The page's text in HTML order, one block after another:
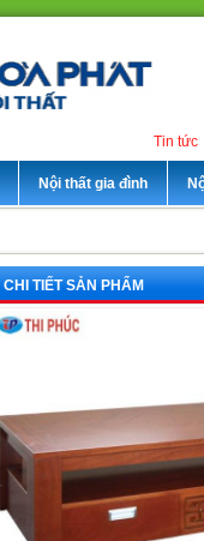
Tin tức
Nội thất gia đình
CHI TIẾT SẢN PHẨM